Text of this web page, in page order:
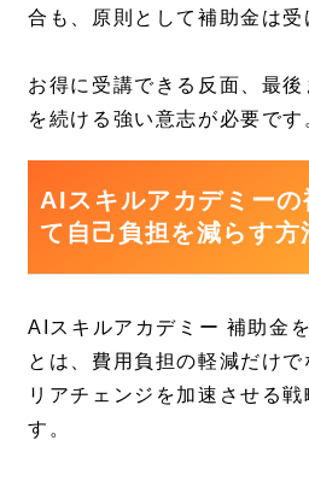
合も、原則として補助金は受
お得に受講できる反面、最
を続ける強い意志が必要です
AIスキルアカデミーの
て自己負担を減らす方
AIスキルアカデミー 補助金
とは、費用負担の軽減だけ
リアチェンジを加速させる
す。